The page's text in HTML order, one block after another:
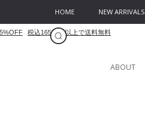
HOME NEW ARRIVALS
税込16500円以上で送料無料
ABOUT